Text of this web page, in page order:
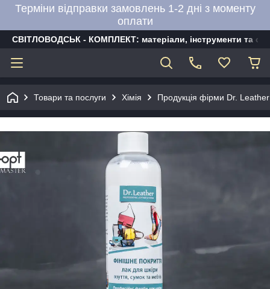
Терміни відправки замовлень 1-2 дні з моменту
оплати
СВІТЛОВОДСЬК - КОМПЛЕКТ: матеріали, інструменти та
Товари та послуги Хімія Продукція фірми Dr. Leather